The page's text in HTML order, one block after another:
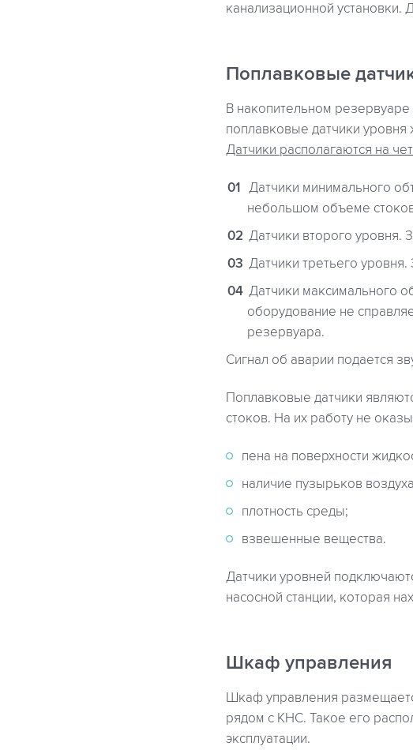
канализационной установки.
Поплавковые
В накопительном
поплавковые датчики
Датчики располагаются на
Датчики минимального
небольшом объеме
Датчики второго уровня.
Датчики третьего
Датчики максимального
оборудование не
резервуара.
Сигнал об аварии подается
Поплавковые датчики
стоков. На их работу не
пена на поверхности
наличие пузырьков
плотность среды;
взвешенные вещества.
Датчики уровней
насосной станции, которая
Шкаф управления
Шкаф управления
рядом с КНС. Такое его
эксплуатации.